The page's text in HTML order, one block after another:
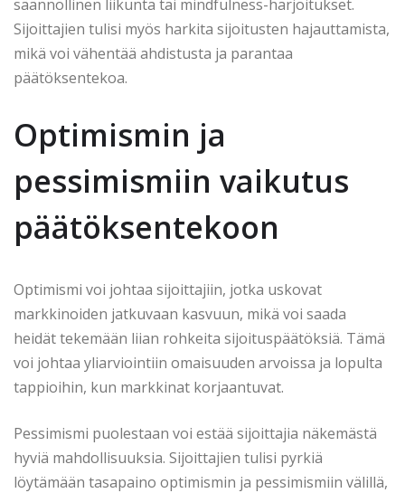
säännöllinen liikunta tai mindfulness-harjoitukset.
Sijoittajien tulisi myös harkita sijoitusten hajauttamista,
mikä voi vähentää ahdistusta ja parantaa
päätöksentekoa.
Optimismin ja
pessimismiin vaikutus
päätöksentekoon
Optimismi voi johtaa sijoittajiin, jotka uskovat
markkinoiden jatkuvaan kasvuun, mikä voi saada
heidät tekemään liian rohkeita sijoituspäätöksiä. Tämä
voi johtaa yliarviointiin omaisuuden arvoissa ja lopulta
tappioihin, kun markkinat korjaantuvat.
Pessimismi puolestaan voi estää sijoittajia näkemästä
hyviä mahdollisuuksia. Sijoittajien tulisi pyrkiä
löytämään tasapaino optimismin ja pessimismiin välillä,